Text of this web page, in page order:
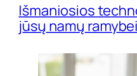
Išmaniosios
jūsų namų ramybei